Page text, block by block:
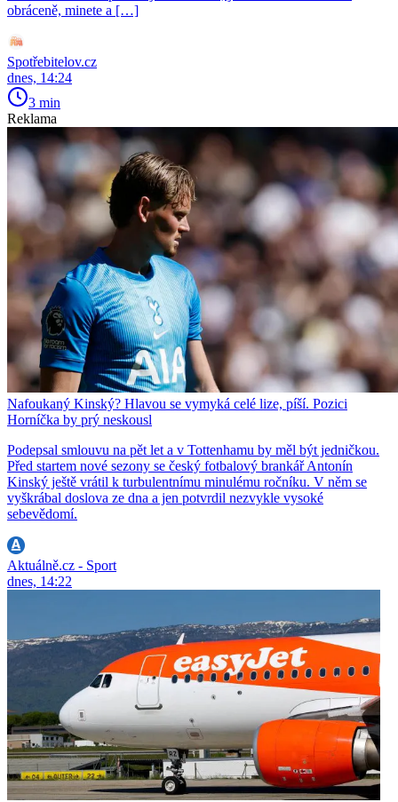
obráceně, minete a […]
Spotřebitelov.cz
dnes, 14:24
3 min
Reklama
Nafoukaný Kinský? Hlavou se vymyká celé lize, píší. Pozici
Horníčka by prý neskousl
Podepsal smlouvu na pět let a v Tottenhamu by měl být jedničkou.
Před startem nové sezony se český fotbalový brankář Antonín
Kinský ještě vrátil k turbulentnímu minulému ročníku. V něm se
vyškrábal doslova ze dna a jen potvrdil nezvykle vysoké
sebevědomí.
Aktuálně.cz - Sport
dnes, 14:22